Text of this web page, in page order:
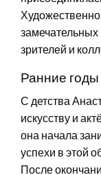
зрителей и
Ранние
С детства
искусству и
она начала
успехи в этой
После